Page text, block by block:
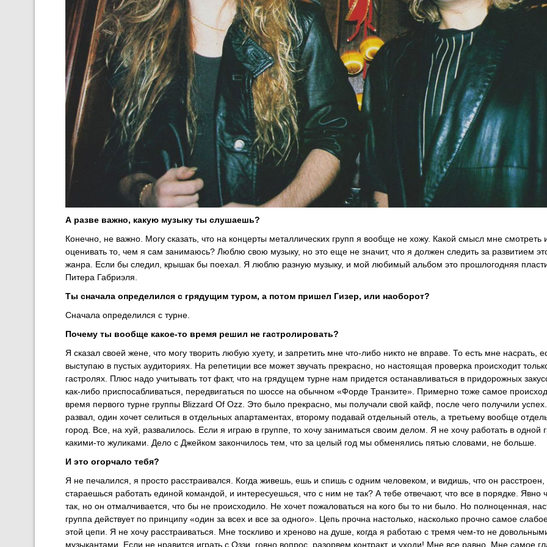
А разве важно, какую музыку ты слушаешь?
Конечно, не важно. Могу сказать, что на концерты металлических групп я вообще не хожу. Какой смысл мне смотреть
оценивать то, чем я сам занимаюсь? Люблю свою музыку, но это еще не значит, что я должен следить за развитием
жанра. Если бы следил, крышак бы поехал. Я люблю разную музыку, и мой любимый альбом это прошлогодняя
Питера Габриэля.
Ты сначала определился с грядущим туром, а потом пришел Гизер, или наоборот?
Сначала определился с турне.
Почему ты вообще какое-то время решил не гастролировать?
Я сказал своей жене, что могу творить любую хуету, и запретить мне что-либо никто не вправе. То есть мне насрать,
выступаю в пустых аудиториях. На репетиции все может звучать прекрасно, но настоящая проверка происходит
гастролях. Плюс надо учитывать тот факт, что на грядущем турне нам придется останавливаться в придорожных
как-либо приспосабливаться, передвигаться по шоссе на обычном «Форде Транзите». Примерно тоже самое
время первого турне группы Blizzard Of Ozz. Это было прекрасно, мы получали свой кайф, после чего получили
развал, один хочет селиться в отдельных апартаментах, второму подавай отдельный отель, а третьему вообще
город. Все, на хуй, развалилось. Если я играю в группе, то хочу заниматься своим делом. Я не хочу работать в одной
какими-то жуликами. Дело с Джейком закончилось тем, что за целый год мы обменялись пятью словами, не больше.
И это огорчало тебя?
Я не печалился, я просто расстраивался. Когда живешь, ешь и спишь с одним человеком, и видишь, что он расстроен,
стараешься работать единой командой, и интересуешься, что с ним не так? А тебе отвечают, что все в порядке. Явно
так, но он отмалчивается, что бы не происходило. Не хочет пожаловаться на кого бы то ни было. Но полноценная,
группа действует по принципу «один за всех и все за одного». Цепь прочна настолько, насколько прочно самое
этой цепи. Я не хочу расстраиваться. Мне тоскливо и хреново на душе, когда я работаю с тремя чем-то не
музыкантами. Если не нравится играть с Оззи, говно вопрос, разорвем контракт, и уходи! Мне все равно. Мне самое